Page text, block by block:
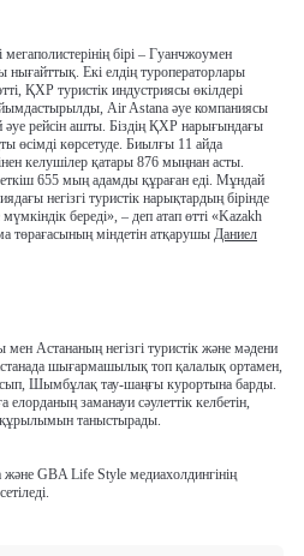
бірі – Гуанчжоумен
нығайттық. Екі елдің туроператорлары
ҚХР туристік индустриясы өкілдері
Air Astana әуе компаниясы
рейсін ашты. Біздің ҚХР нарығындағы
өсімді көрсетуде. Биылғы 11 айда
келушілер қатары 876 мыңнан асты.
655 мың адамды құраған еді. Мұндай
негізгі туристік нарықтардың бірінде
береді», – деп атап өтті «Kazakh
міндетін атқарушы Даниел
мен Астананың негізгі туристік және мәдени
шығармашылық топ қалалық ортамен,
Шымбұлақ тау-шаңғы курортына барды.
заманауи сәулеттік келбетін,
таныстырады.
GBA Life Style медиахолдингінің